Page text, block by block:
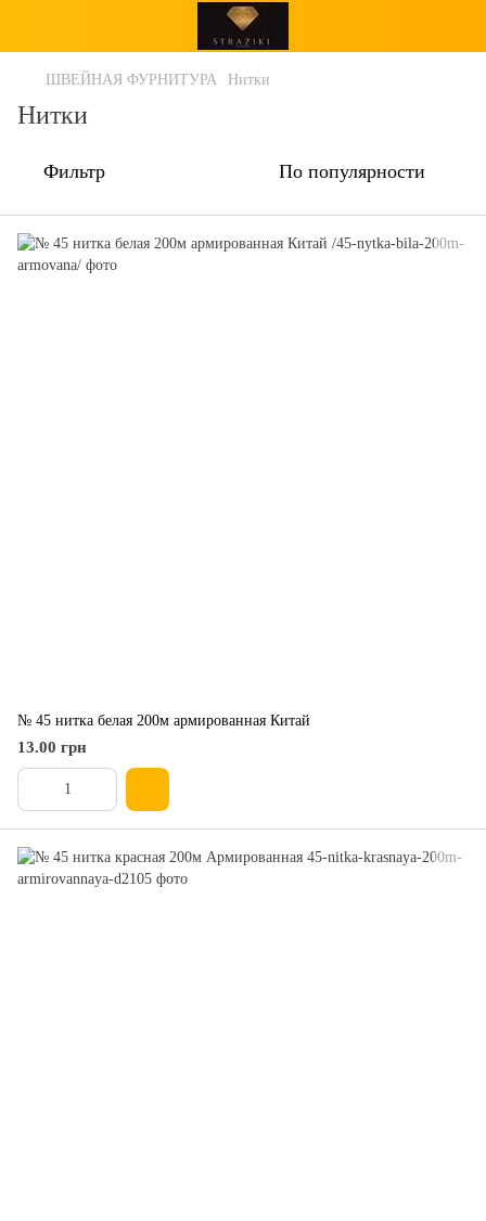
ШВЕЙНАЯ ФУРНИТУРА Нитки
Нитки
Фильтр По популярности
№ 45 нитка белая 200м армированная Китай
13.00 грн